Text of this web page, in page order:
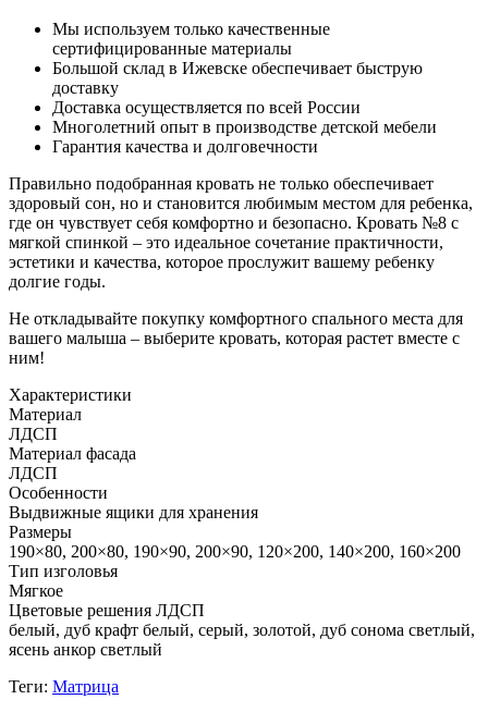
Мы используем только качественные
сертифицированные материалы
Большой склад в Ижевске обеспечивает быструю
доставку
Доставка осуществляется по всей России
Многолетний опыт в производстве детской мебели
Гарантия качества и долговечности
Правильно подобранная кровать не только обеспечивает
здоровый сон, но и становится любимым местом для ребенка,
где он чувствует себя комфортно и безопасно. Кровать №8 с
мягкой спинкой – это идеальное сочетание практичности,
эстетики и качества, которое прослужит вашему ребенку
долгие годы.
Не откладывайте покупку комфортного спального места для
вашего малыша – выберите кровать, которая растет вместе с
ним!
Характеристики
Материал
ЛДСП
Материал фасада
ЛДСП
Особенности
Выдвижные ящики для хранения
Размеры
190×80, 200×80, 190×90, 200×90, 120×200, 140×200, 160×200
Тип изголовья
Мягкое
Цветовые решения ЛДСП
белый, дуб крафт белый, серый, золотой, дуб сонома светлый,
ясень анкор светлый
Теги: Матрица